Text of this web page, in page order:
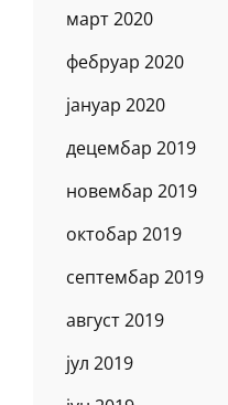
март 2020
фебруар 2020
јануар 2020
децембар 2019
новембар 2019
октобар 2019
септембар 2019
август 2019
јул 2019